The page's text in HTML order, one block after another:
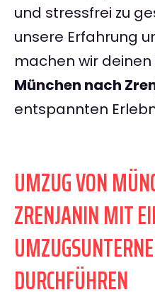
und stressfrei zu
unsere Erfahrung
machen wir deinen
München nach
entspannten
UMZUG VON
ZRENJANIN MIT
DURCHFÜHREN